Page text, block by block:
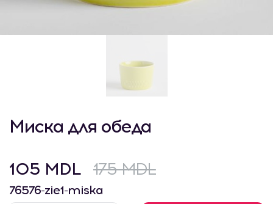
Миска для обеда
105 MDL 175 MDL
76576-zie1-miska